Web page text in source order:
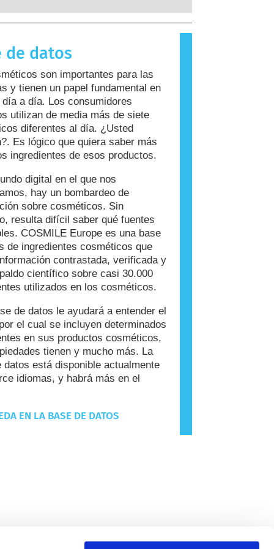
de las personas. Una
causa una reacción alérgica se
Los cosméticos y productos de
resultar alergénicos para algunas
Esto no significa que el producto no
para que otros lo utilicen.
de datos
son importantes para las
y tienen un papel fundamental en
día a día. Los consumidores
utilizan de media más de siete
diferentes al día. ¿Usted
Es lógico que quiera saber más
ingredientes de esos productos.
digital en el que nos
hay un bombardeo de
sobre cosméticos. Sin
resulta difícil saber qué fuentes
COSMILE Europe es una base
de ingredientes cosméticos que
contrastada, verificada y
científico sobre casi 30.000
utilizados en los cosméticos.
de datos le ayudará a entender el
el cual se incluyen determinados
en sus productos cosméticos,
tienen y mucho más. La
datos está disponible actualmente
idiomas, y habrá más en el
EN LA BASE DE DATOS